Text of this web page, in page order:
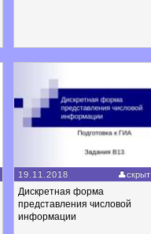
19.11.2018 скрыт
Дискретная форма
представления числовой
информации